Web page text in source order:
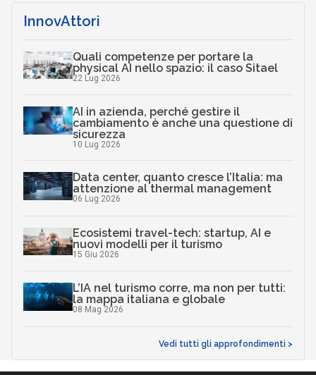
InnovAttori
Quali competenze per portare la
physical AI nello spazio: il caso Sitael
22 Lug 2026
AI in azienda, perché gestire il
cambiamento è anche una questione di
sicurezza
10 Lug 2026
Data center, quanto cresce l’Italia: ma
attenzione al thermal management
06 Lug 2026
Ecosistemi travel-tech: startup, AI e
nuovi modelli per il turismo
15 Giu 2026
L’IA nel turismo corre, ma non per tutti:
la mappa italiana e globale
08 Mag 2026
Vedi tutti gli approfondimenti >